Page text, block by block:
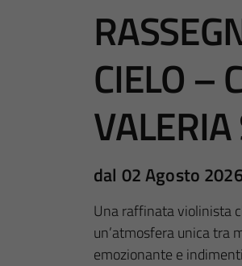
CIELO –
dal 02 Agosto
Una raffinata violinista
un’atmosfera unica tra
emozionante e